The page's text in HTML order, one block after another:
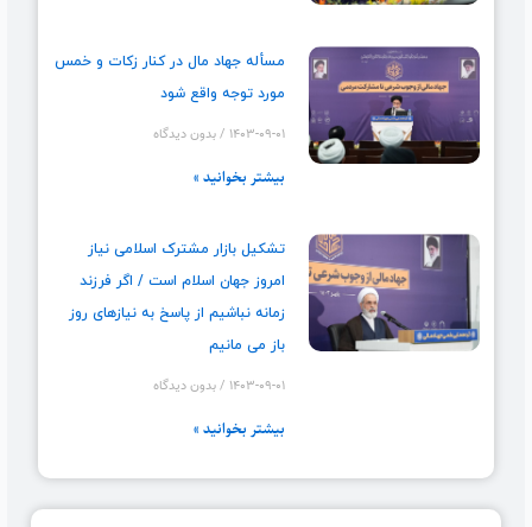
مسأله جهاد مال در کنار زکات و خمس
مورد توجه واقع شود
۱۴۰۳-۰۹-۰۱ بدون دیدگاه
بیشتر بخوانید »
تشکیل بازار مشترک اسلامی نیاز
امروز جهان اسلام است / اگر فرزند
زمانه نباشیم از پاسخ به نیازهای روز
باز می مانیم
۱۴۰۳-۰۹-۰۱ بدون دیدگاه
بیشتر بخوانید »